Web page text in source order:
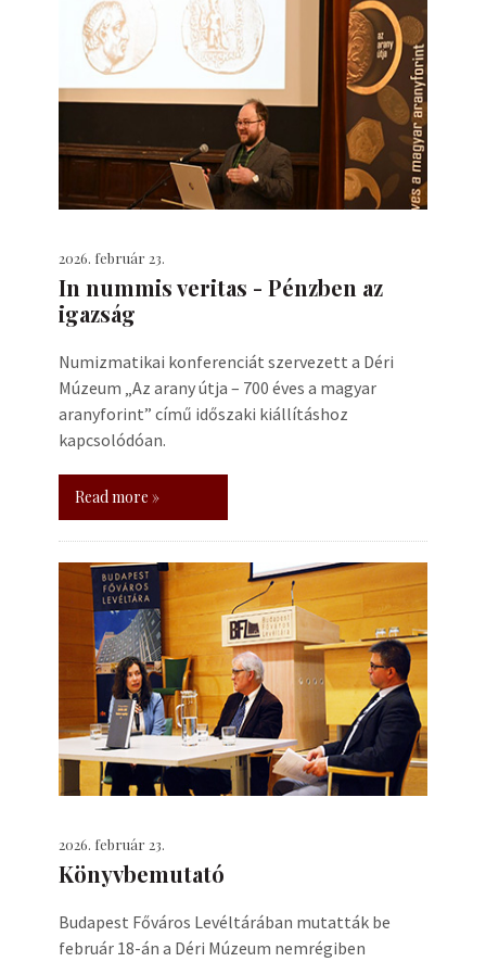
2026. február 23.
In nummis veritas - Pénzben az
igazság
Numizmatikai konferenciát szervezett a Déri
Múzeum „Az arany útja – 700 éves a magyar
aranyforint” című időszaki kiállításhoz
kapcsolódóan.
Read more »
2026. február 23.
Könyvbemutató
Budapest Főváros Levéltárában mutatták be
február 18-án a Déri Múzeum nemrégiben